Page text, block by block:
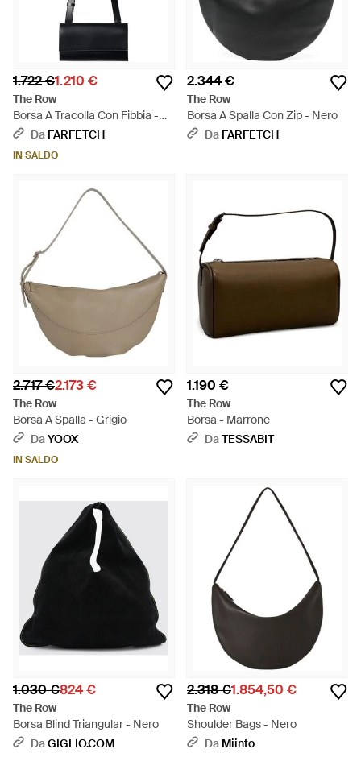
1.722 €1.210 €
The Row
Borsa A Tracolla Con Fibbia -
Bianco
Da FARFETCH
IN SALDO
2.344 €
The Row
Borsa A Spalla Con Zip - Nero
Da FARFETCH
2.717 €2.173 €
The Row
Borsa A Spalla - Grigio
DaYOOX
IN SALDO
1.190 €
The Row
Borsa - Marrone
DaTESSABIT
1.030 €824 €
The Row
Borsa Blind Triangular - Nero
DaGIGLIO.COM
2.318 €1.854,50 €
The Row
Shoulder Bags - Nero
Da Miinto